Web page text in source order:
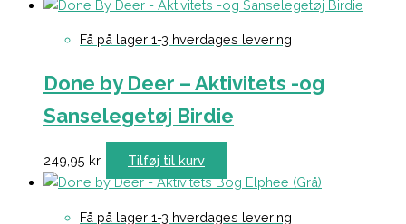
Få på lager 1-3 hverdages levering
Done by Deer – Aktivitets -og
Sanselegetøj Birdie
249,95 kr. Tilføj til kurv
Få på lager 1-3 hverdages levering